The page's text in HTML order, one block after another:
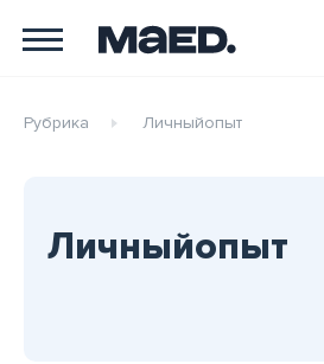
Рубрика Личныйопыт
Личныйопыт